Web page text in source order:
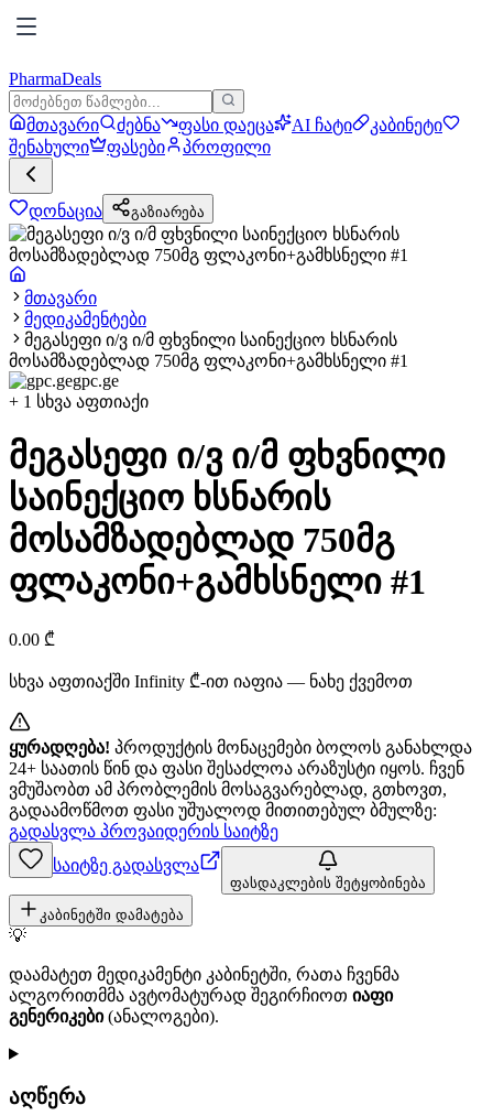
PharmaDeals
მთავარი ძებნა ფასი დაეცა AI ჩატი
კაბინეტი
შენახული
ფასები პროფილი
დონაცია გაზიარება
მთავარი
მედიკამენტები
მეგასეფი ი/ვ ი/მ ფხვნილი საინექციო ხსნარის
მოსამზადებლად 750მგ ფლაკონი+გამხსნელი #1
gpc.ge
+ 1 სხვა აფთიაქი
მეგასეფი ი/ვ ი/მ ფხვნილი
საინექციო ხსნარის
მოსამზადებლად 750მგ
ფლაკონი+გამხსნელი #1
0.00 ₾
სხვა აფთიაქში Infinity ₾-ით იაფია — ნახე ქვემოთ
ყურადღება! პროდუქტის მონაცემები ბოლოს განახლდა
24+ საათის წინ და ფასი შესაძლოა არაზუსტი იყოს. ჩვენ
ვმუშაობთ ამ პრობლემის მოსაგვარებლად, გთხოვთ,
გადაამოწმოთ ფასი უშუალოდ მითითებულ ბმულზე:
გადასვლა პროვაიდერის საიტზე
საიტზე გადასვლა
ფასდაკლების შეტყობინება
კაბინეტში დამატება
💡
დაამატეთ მედიკამენტი კაბინეტში, რათა ჩვენმა
ალგორითმმა ავტომატურად შეგირჩიოთ იაფი
გენერიკები(ანალოგები).
აღწერა